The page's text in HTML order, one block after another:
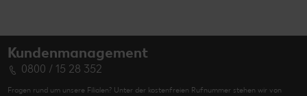
Kundenmanagement
0800 / 15 28 352
Fragen rund um unsere Filialen? Unter der kostenfreien Rufnummer stehen wir von